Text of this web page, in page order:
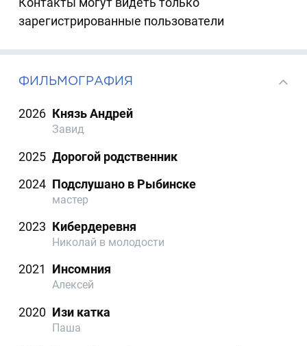
зарегистрированные пользователи
ФИЛЬМОГРАФИЯ
2026 Князь Андрей
Завид
2025 Дорогой родственник
2024 Подслушано в Рыбинске
мастер
2023 Кибердеревня
Николай в молодости
2021 Инсомния
Алексей
2020 Изи катка
Паша